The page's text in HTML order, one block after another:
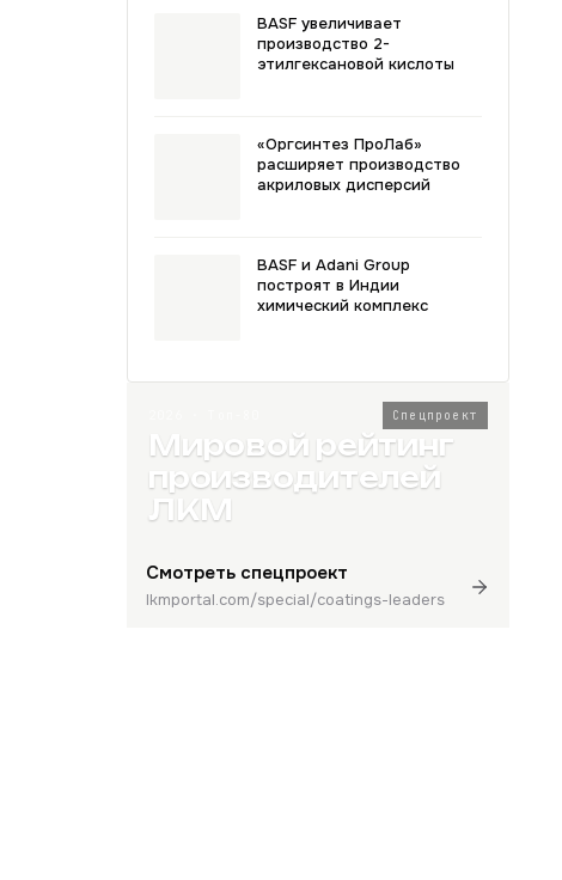
BASF увеличивает
производство 2-
этилгексановой кислоты
«Оргсинтез ПроЛаб»
расширяет производство
акриловых дисперсий
BASF и Adani Group
построят в Индии
химический комплекс
Спецпроект
Мировой рейтинг
производителей
ЛКМ
Смотреть спецпроект
lkmportal.com/special/coatings-leaders